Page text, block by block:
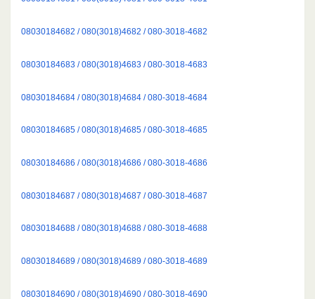
08030184682 / 080(3018)4682 / 080-3018-4682
08030184683 / 080(3018)4683 / 080-3018-4683
08030184684 / 080(3018)4684 / 080-3018-4684
08030184685 / 080(3018)4685 / 080-3018-4685
08030184686 / 080(3018)4686 / 080-3018-4686
08030184687 / 080(3018)4687 / 080-3018-4687
08030184688 / 080(3018)4688 / 080-3018-4688
08030184689 / 080(3018)4689 / 080-3018-4689
08030184690 / 080(3018)4690 / 080-3018-4690